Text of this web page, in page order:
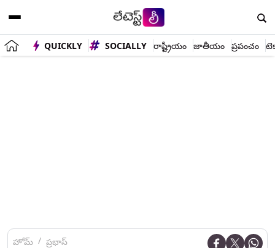
QUICKLY SOCIALLY రాష్ట్రీయం జాతీయం ప్రపంచం
హోమ్ ప్రభాస్